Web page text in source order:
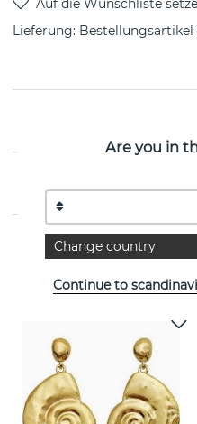
Lieferung: Bestellungsartikel
Weitere
Are you in
Change country
Continue to